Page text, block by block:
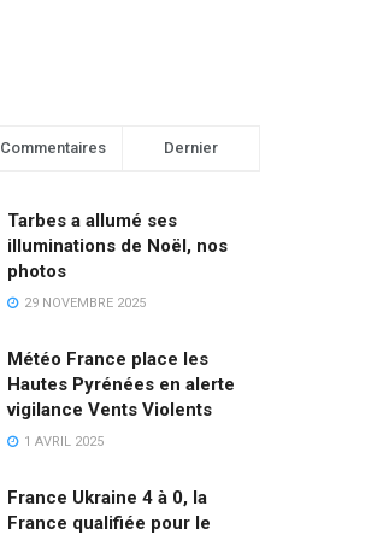
Commentaires Dernier
Tarbes a allumé ses
illuminations de Noël, nos
photos
29 NOVEMBRE 2025
Météo France place les
Hautes Pyrénées en alerte
vigilance Vents Violents
1 AVRIL 2025
France Ukraine 4 à 0, la
France qualifiée pour le